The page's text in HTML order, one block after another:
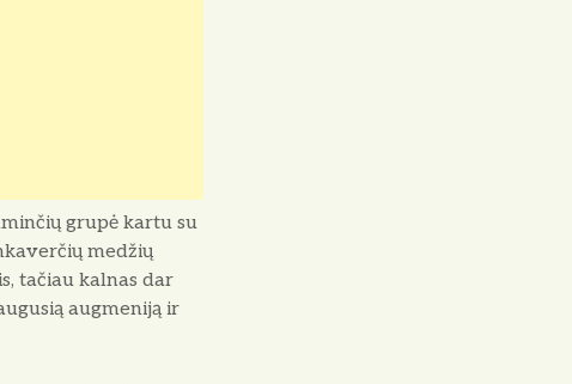
grupė kartu su
medžių
tačiau kalnas dar
augmeniją ir